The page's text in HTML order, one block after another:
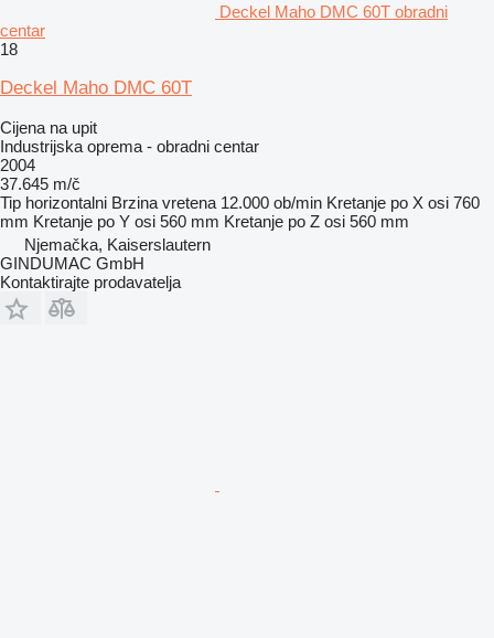
Deckel Maho DMC 60T obradni
centar
18
Deckel Maho DMC 60T
Cijena na upit
Industrijska oprema - obradni centar
2004
37.645 m/č
Tip horizontalni Brzina vretena 12.000 ob/min Kretanje po X osi 760
mm Kretanje po Y osi 560 mm Kretanje po Z osi 560 mm
Njemačka, Kaiserslautern
GINDUMAC GmbH
Kontaktirajte prodavatelja